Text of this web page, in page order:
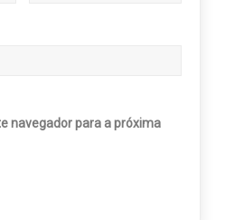
navegador para a próxima